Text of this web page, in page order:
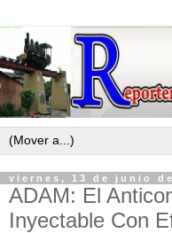
viernes, 13 de junio de
ADAM: El
Inyectable Con